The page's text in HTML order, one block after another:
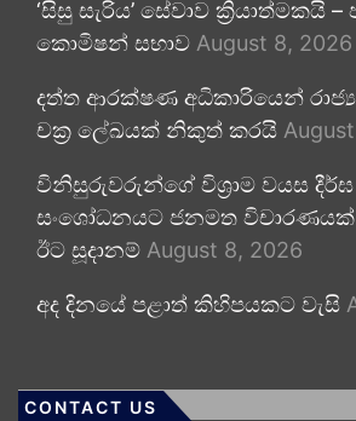
‘සිසු සැරිය’ සේවාව ක්‍රියාත්මකයි
කොමිෂන් සභාව August 8, 2026
දත්ත ආරක්ෂණ අධිකාරියෙන් රාජ්‍ය
චක්‍ර ලේඛයක් නිකුත් කරයි
විනිසුරුවරුන්ගේ විශ්‍රාම වයස
සංශෝධනයට ජනමත
ඊට සූදානම් August 8, 2026
අද දිනයේ පළාත් කිහිපයකට වැසි
CONTACT US